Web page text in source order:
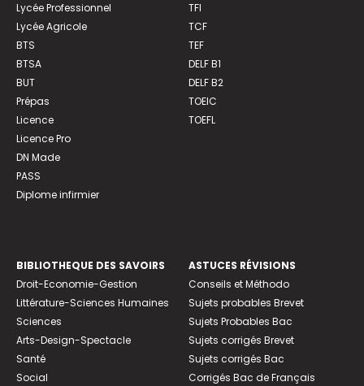
Lycée Professionnel
Lycée Agricole
BTS
BTSA
BUT
Prépas
Licence
Licence Pro
DN Made
PASS
Diplome infirmier
TFI
TCF
TEF
DELF B1
DELF B2
TOEIC
TOEFL
BIBLIOTHEQUE DES SAVOIRS
Droit-Economie-Gestion
Littérature-Sciences Humaines
Sciences
Arts-Design-Spectacle
Santé
Social
ASTUCES RÉVISIONS
Conseils et Méthodo
Sujets probables Brevet
Sujets Probables Bac
Sujets corrigés Brevet
Sujets corrigés Bac
Corrigés Bac de Français